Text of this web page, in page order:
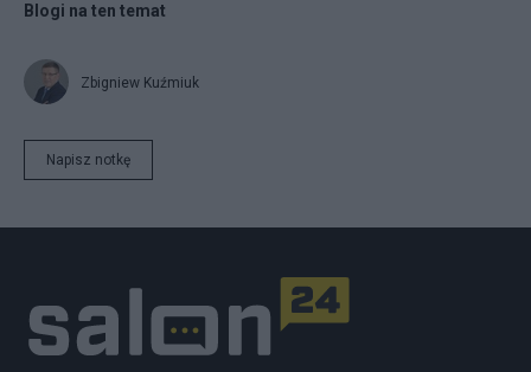
Blogi na ten temat
Zbigniew Kuźmiuk
Napisz notkę